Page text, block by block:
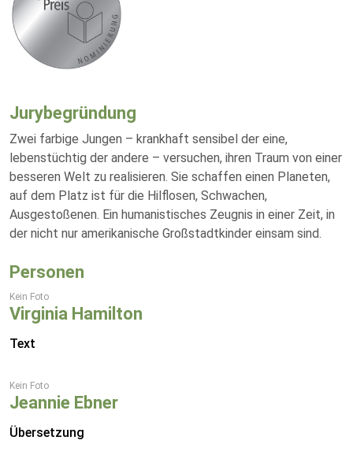
Jurybegründung
Zwei farbige Jungen – krankhaft sensibel der eine,
lebenstüchtig der andere – versuchen, ihren Traum von einer
besseren Welt zu realisieren. Sie schaffen einen Planeten,
auf dem Platz ist für die Hilflosen, Schwachen,
Ausgestoßenen. Ein humanistisches Zeugnis in einer Zeit, in
der nicht nur amerikanische Großstadtkinder einsam sind.
Personen
Kein Foto
Virginia Hamilton
Text
Kein Foto
Jeannie Ebner
Übersetzung